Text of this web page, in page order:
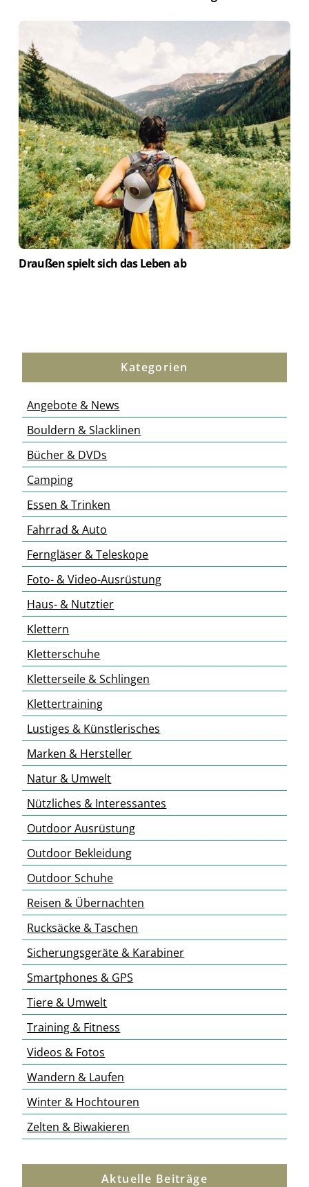
Draußen spielt sich das Leben ab
Kategorien
Angebote & News
Bouldern & Slacklinen
Bücher & DVDs
Camping
Essen & Trinken
Fahrrad & Auto
Ferngläser & Teleskope
Foto- & Video-Ausrüstung
Haus- & Nutztier
Klettern
Kletterschuhe
Kletterseile & Schlingen
Klettertraining
Lustiges & Künstlerisches
Marken & Hersteller
Natur & Umwelt
Nützliches & Interessantes
Outdoor Ausrüstung
Outdoor Bekleidung
Outdoor Schuhe
Reisen & Übernachten
Rucksäcke & Taschen
Sicherungsgeräte & Karabiner
Smartphones & GPS
Tiere & Umwelt
Training & Fitness
Videos & Fotos
Wandern & Laufen
Winter & Hochtouren
Zelten & Biwakieren
Aktuelle Beiträge